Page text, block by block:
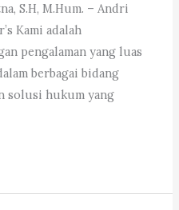
S.H, M.Hum. – Andri
Kami adalah
pengalaman yang luas
berbagai bidang
solusi hukum yang